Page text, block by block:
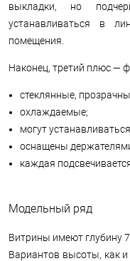
выкладки, но
устанавливаться в
помещения.
Наконец, третий плюс —
стеклянные,
охлаждаемые;
могут
оснащены
каждая
Модельный ряд
Витрины имеют глубину
Вариантов высоты, как